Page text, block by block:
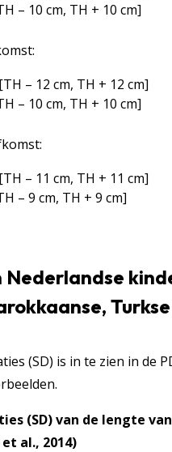
– 10 cm, TH + 10 cm]
– 12 cm, TH + 12 cm]
– 10 cm, TH + 10 cm]
– 11 cm, TH + 11 cm]
– 9 cm, TH + 9 cm]
(SD) is in te zien in de
(SD) van de lengte
al., 2014)